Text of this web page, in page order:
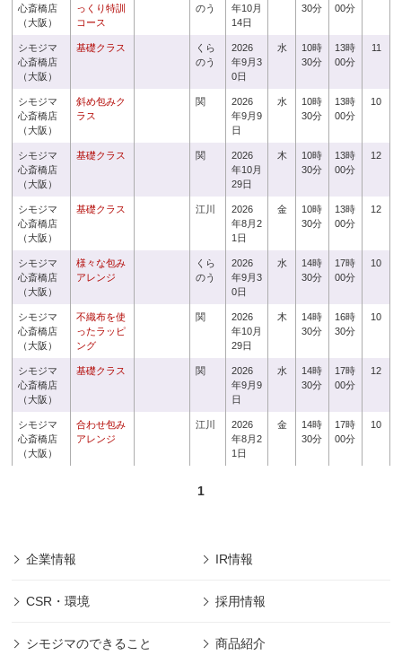
心斎橋店
（大阪）
っくり特訓
コース
のう
年10月
14日
30分
00分
シモジマ
心斎橋店
（大阪）
基礎クラス
くら
のう
2026
年9月3
0日
水
10時
30分
13時
00分
11
シモジマ
心斎橋店
（大阪）
斜め包みク
ラス
関
2026
年9月9
日
水
10時
30分
13時
00分
10
シモジマ
心斎橋店
（大阪）
基礎クラス 関
2026
年10月
29日
木
10時
30分
13時
00分
12
シモジマ
心斎橋店
（大阪）
基礎クラス 江川
2026
年8月2
1日
金
10時
30分
13時
00分
12
シモジマ
心斎橋店
（大阪）
様々な包み
アレンジ
くら
のう
2026
年9月3
0日
水
14時
30分
17時
00分
10
シモジマ
心斎橋店
（大阪）
不織布を使
ったラッピ
ング
関
2026
年10月
29日
木
14時
30分
16時
30分
10
シモジマ
心斎橋店
（大阪）
基礎クラス 関
2026
年9月9
日
水
14時
30分
17時
00分
12
シモジマ
心斎橋店
（大阪）
合わせ包み
アレンジ
江川
2026
年8月2
1日
金
14時
30分
17時
00分
10
1
企業情報 IR情報
CSR・環境 採用情報
シモジマのできること 商品紹介